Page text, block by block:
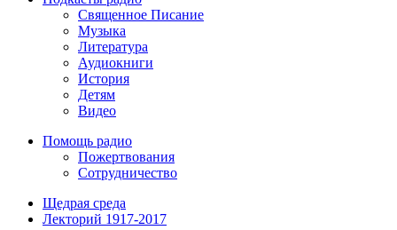
Священное Писание
Музыка
Литература
Аудиокниги
История
Детям
Видео
Помощь радио
Пожертвования
Сотрудничество
Щедрая среда
Лекторий 1917-2017